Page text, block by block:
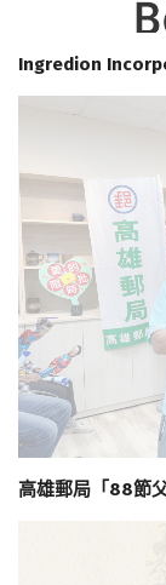
Ingredion
高雄郵局「88節